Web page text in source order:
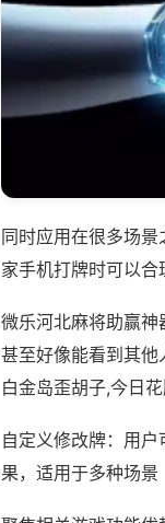
同时应用在很多场
家手机打牌时可以合
微乐河北麻将助赢神
甚至好像能看到其
白金岛歪胡子,今日
自定义修改牌：用
果，适用于多种场景